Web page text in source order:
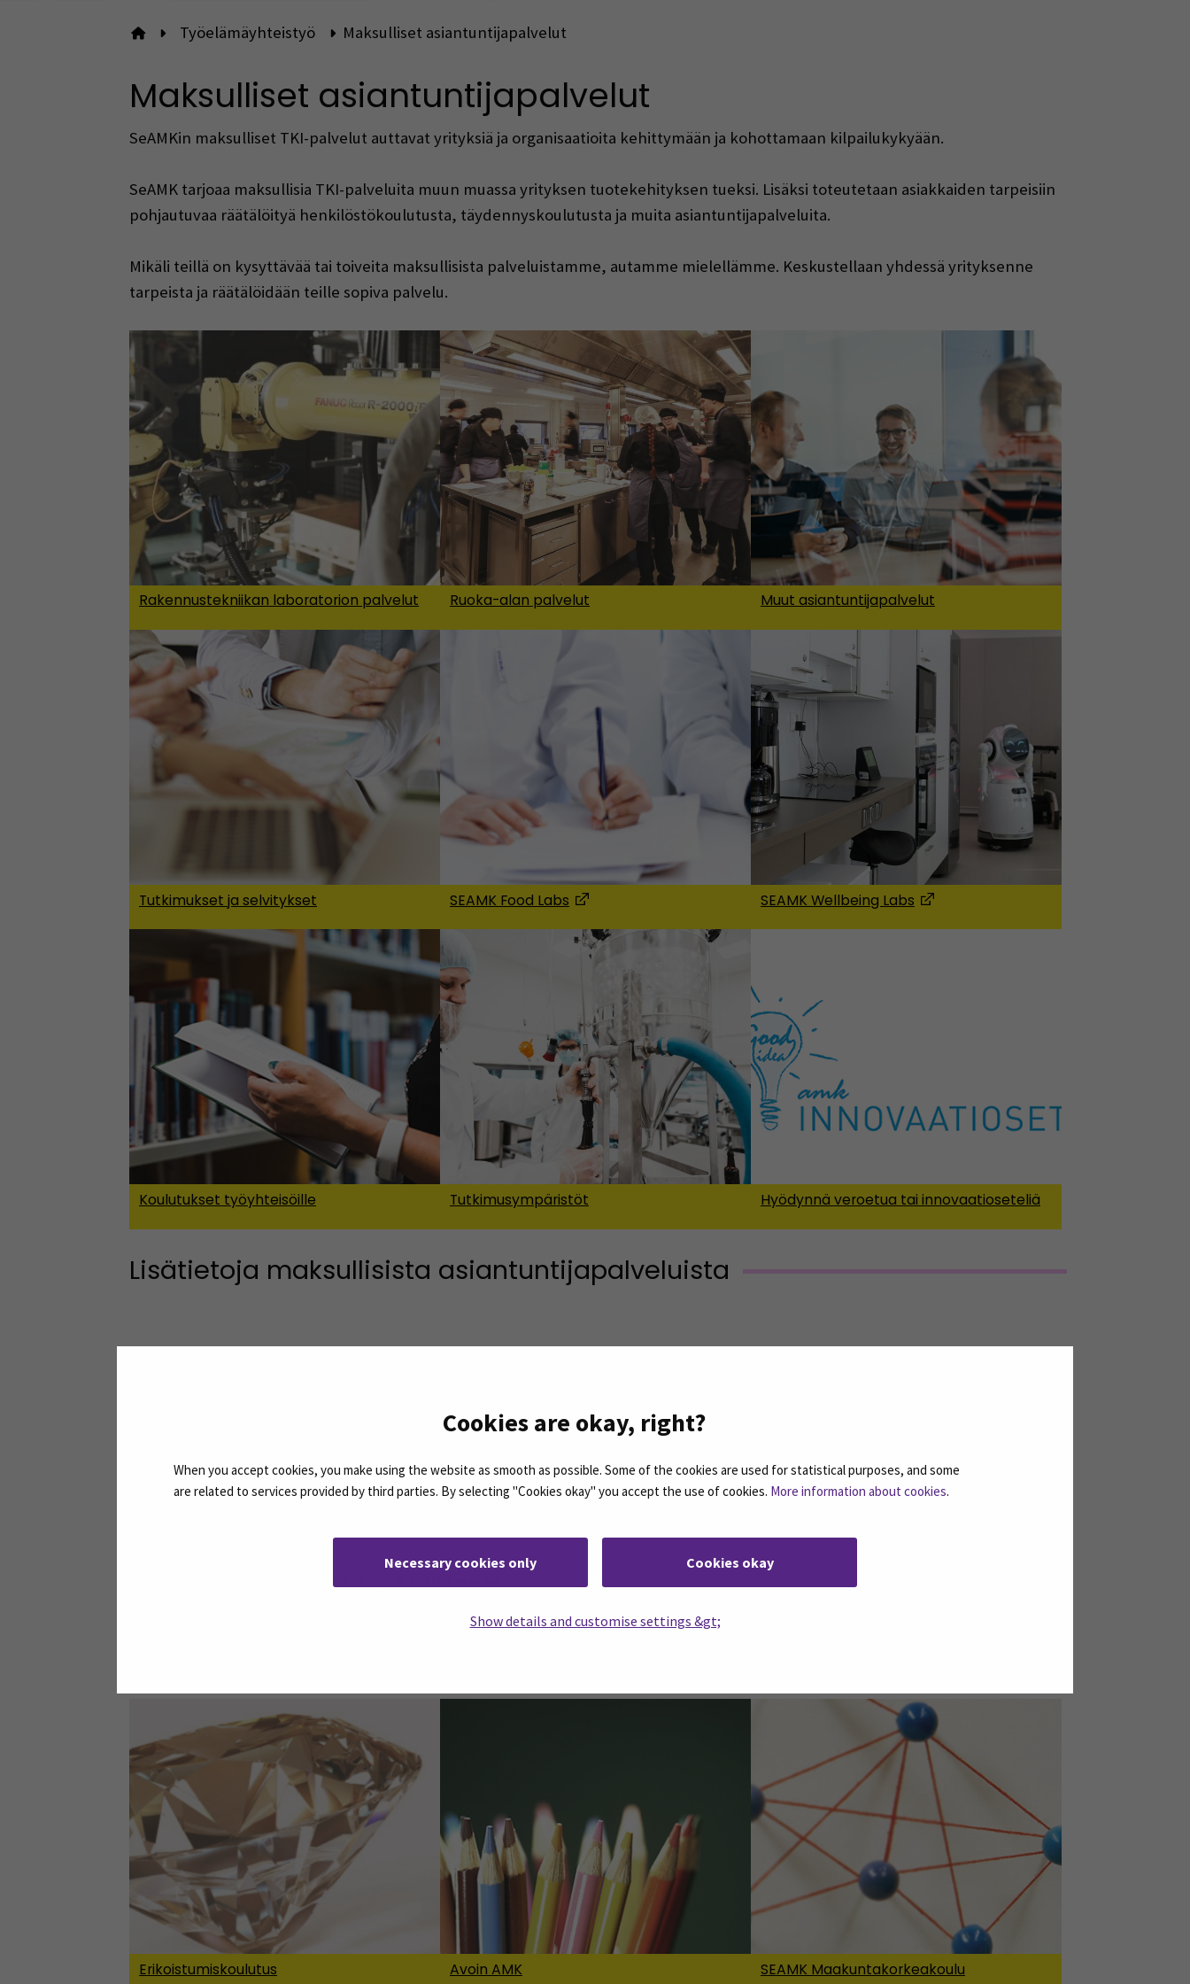
Cookies are okay, right?
When you accept cookies, you make using the website as smooth as possible. Some of the cookies are used for statistical purposes, and some
are related to services provided by third parties. By selecting "Cookies okay" you accept the use of cookies. More information about cookies.
Necessary cookies only Cookies okay
Show details and customise settings &gt;
Etusivulle
Työelämäyhteistyö Maksulliset asiantuntijapalvelut
Maksulliset asiantuntijapalvelut
SeAMKin maksulliset TKI-palvelut auttavat yrityksiä ja organisaatioita kehittymään ja kohottamaan kilpailukykyään.
SeAMK tarjoaa maksullisia TKI-palveluita muun muassa yrityksen tuotekehityksen tueksi. Lisäksi toteutetaan asiakkaiden tarpeisiin
pohjautuvaa räätälöityä henkilöstökoulutusta, täydennyskoulutusta ja muita asiantuntijapalveluita.
Mikäli teillä on kysyttävää tai toiveita maksullisista palveluistamme, autamme mielellämme. Keskustellaan yhdessä yrityksenne
tarpeista ja räätälöidään teille sopiva palvelu.
Rakennustekniikan laboratorion palvelut Ruoka-alan palvelut Muut asiantuntijapalvelut
Tutkimukset ja selvitykset SEAMK Food Labs SEAMK Wellbeing Labs
Koulutukset työyhteisöille Tutkimusympäristöt Hyödynnä veroetua tai innovaatioseteliä
Lisätietoja maksullisista asiantuntijapalveluista
Puhelin
+358408304253
Muut koulutukset SeAMKissa
SeAMKissa järjestetään lisäksi yritysten ja organisaatioiden tarpeisiin pohjautuvaa henkilöstö- ja muuta täydennyskoulutusta.
Erikoistumiskoulutus Avoin AMK SEAMK Maakuntakorkeakoulu